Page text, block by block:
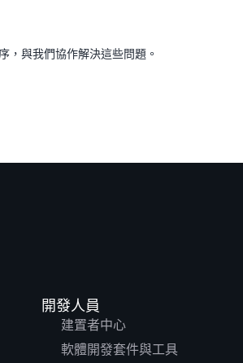
，與我們協作解決這些問題。
開發人員
建置者中心
軟體開發套件與工具